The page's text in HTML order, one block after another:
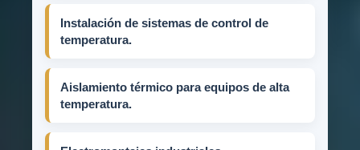
Instalación de sistemas de control de
temperatura.
Aislamiento térmico para equipos de alta
temperatura.